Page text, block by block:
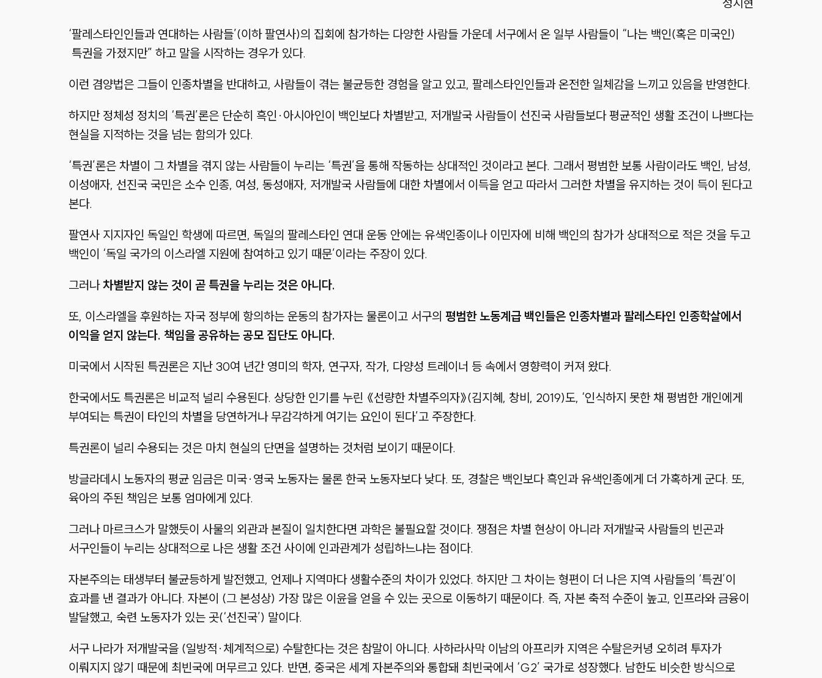
‘팔레스타인인들과 연대하는 사람들’(이하 팔연사)의 집회에 참가하는 다양한 사람들 가운데 서구에서 온 일부 사람들이 “나는 백인(혹은 미국인)
특권을 가졌지만” 하고 말을 시작하는 경우가 있다.
이런 겸양법은 그들이 인종차별을 반대하고, 사람들이 겪는 불균등한 경험을 알고 있고, 팔레스타인인들과 온전한 일체감을 느끼고 있음을 반영한다.
하지만 정체성 정치의 ‘특권’론은 단순히 흑인 · 아시아인이 백인보다 차별받고, 저개발국 사람들이 선진국 사람들보다 평균적인 생활 조건이 나쁘다는
현실을 지적하는 것을 넘는 함의가 있다.
‘특권’론은 차별이 그 차별을 겪지 않는 사람들이 누리는 ‘특권’을 통해 작동하는 상대적인 것이라고 본다. 그래서 평범한 보통 사람이라도 백인, 남성,
이성애자, 선진국 국민은 소수 인종, 여성, 동성애자, 저개발국 사람들에 대한 차별에서 이득을 얻고 따라서 그러한 차별을 유지하는 것이 득이 된다고
본다.
팔연사 지지자인 독일인 학생에 따르면, 독일의 팔레스타인 연대 운동 안에는 유색인종이나 이민자에 비해 백인의 참가가 상대적으로 적은 것을 두고
백인이 ‘독일 국가의 이스라엘 지원에 참여하고 있기 때문’이라는 주장이 있다.
그러나차별받지 않는 것이 곧 특권을 누리는 것은 아니다.
또, 이스라엘을 후원하는 자국 정부에 항의하는 운동의 참가자는 물론이고 서구의 평범한 노동계급 백인들은 인종차별과 팔레스타인 인종학살에서
이익을 얻지 않는다. 책임을 공유하는 공모 집단도 아니다.
미국에서 시작된 특권론은 지난 30여 년간 영미의 학자, 연구자, 작가, 다양성 트레이너 등 속에서 영향력이 커져 왔다.
한국에서도 특권론은 비교적 널리 수용된다. 상당한 인기를 누린 《선량한 차별주의자》(김지혜, 창비, 2019)도, ‘인식하지 못한 채 평범한 개인에게
부여되는 특권이 타인의 차별을 당연하거나 무감각하게 여기는 요인이 된다’고 주장한다.
특권론이 널리 수용되는 것은 마치 현실의 단면을 설명하는 것처럼 보이기 때문이다.
방글라데시 노동자의 평균 임금은 미국· 영국 노동자는 물론 한국 노동자보다 낮다. 또, 경찰은 백인보다 흑인과 유색인종에게 더 가혹하게 군다. 또,
육아의 주된 책임은 보통 엄마에게 있다.
그러나 마르크스가 말했듯이 사물의 외관과 본질이 일치한다면 과학은 불필요할 것이다. 쟁점은 차별 현상이 아니라 저개발국 사람들의 빈곤과
서구인들이 누리는 상대적으로 나은 생활 조건 사이에 인과관계가 성립하느냐는 점이다.
자본주의는 태생부터 불균등하게 발전했고, 언제나 지역마다 생활수준의 차이가 있었다. 하지만 그 차이는 형편이 더 나은 지역 사람들의 ‘특권’이
효과를 낸 결과가 아니다. 자본이 (그 본성상) 가장 많은 이윤을 얻을 수 있는 곳으로 이동하기 때문이다. 즉, 자본 축적 수준이 높고, 인프라와 금융이
발달했고, 숙련 노동자가 있는 곳(‘선진국’) 말이다.
서구 나라가 저개발국을 (일방적 · 체계적으로) 수탈한다는 것은 참말이 아니다. 사하라사막 이남의 아프리카 지역은 수탈은커녕 오히려 투자가
이뤄지지 않기 때문에 최빈국에 머무르고 있다. 반면, 중국은 세계 자본주의와 통합돼 최빈국에서 ‘G2’ 국가로 성장했다. 남한도 비슷한 방식으로